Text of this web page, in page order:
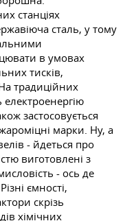
станціях
сталь, у тому
в умовах
тисків,
традиційних
електроенергію
застосовується
марки. Ну, а
- йдеться про
виготовлені з
- ось де
ємності,
скрізь
хімічних